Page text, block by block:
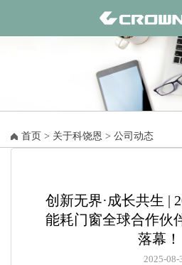
首页 > 关于科饶恩 > 公司动态
创新无界·成长共生 |
能耗门窗全球合作伙
落幕！
2025-08-